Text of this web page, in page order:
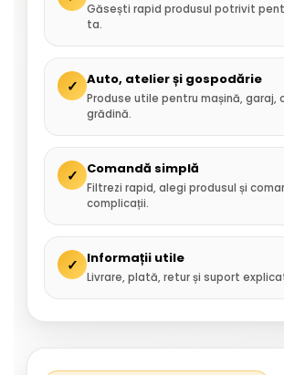
Găsești rapid produsul potrivit
ta.
✓ Auto, atelier și gospodărie
Produse utile pentru mașină, garaj,
grădină.
✓ Comandă simplă
Filtrezi rapid, alegi produsul și
complicații.
✓ Informații utile
Livrare, plată, retur și suport